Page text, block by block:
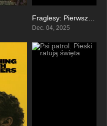
6.1
Fraglesy: Pierwszy śnieg
Dec. 04, 2025